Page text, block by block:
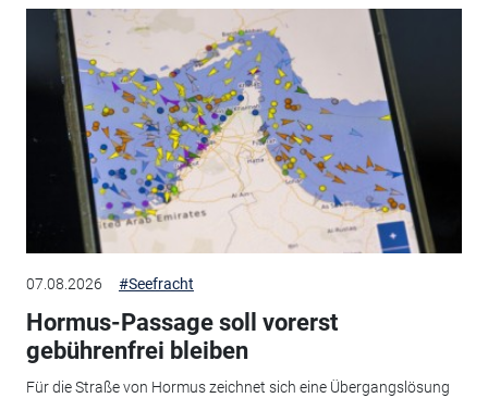
07.08.2026 #Seefracht
Hormus-Passage soll vorerst
gebührenfrei bleiben
Für die Straße von Hormus zeichnet sich eine Übergangslösung